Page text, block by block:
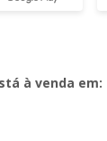
à venda em: